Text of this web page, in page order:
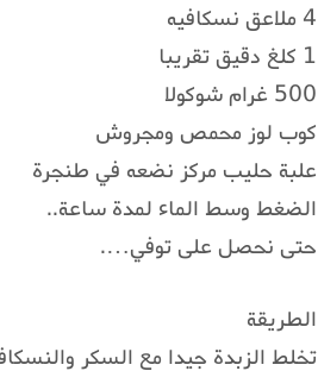
4 ملاعق نسكافيه
1 كلغ دقيق تقريبا
500 غرام شوكولا
كوب لوز محمص ومجروش
علبة حليب مركز نضعه في طنجرة
الضغط وسط الماء لمدة ساعة..
حتى نحصل على توفي….
الطريقة
تخلط الزبدة جيدا مع السكر